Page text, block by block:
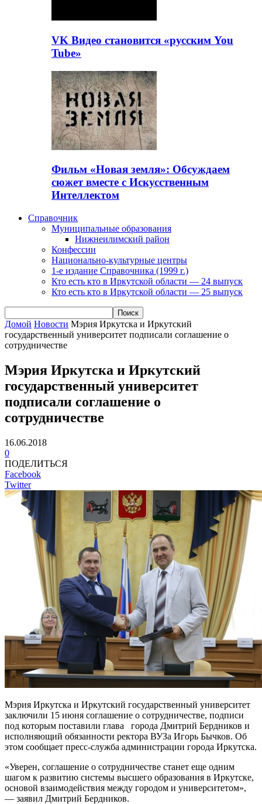
VK Видео становится «русским You
Tube»
Фильм «Новая земля»: Обсуждаем
сюжет вместе с Искусственным
Интеллектом
Справочник
Муниципальные образования
Нижнеилимский район
Конфессии
Национально-культурные центры
1-е издание Справочника (1999 г.)
Кто есть кто в Иркутской области — 24 выпуск
Кто есть кто в Иркутской области — 25 выпуск
Домой Новости Мэрия Иркутска и Иркутский
государственный университет подписали соглашение о
сотрудничестве
Мэрия Иркутска и Иркутский
государственный университет
подписали соглашение о
сотрудничестве
16.06.2018
0
ПОДЕЛИТЬСЯ
Facebook
Twitter
Мэрия Иркутска и Иркутский государственный университет
заключили 15 июня соглашение о сотрудничестве, подписи
под которым поставили глава
города Дмитрий Бердников и
исполняющий обязанности ректора ВУЗа Игорь Бычков. Об
этом сообщает пресс-служба администрации города Иркутска.
«Уверен, соглашение о сотрудничестве станет еще одним
шагом к развитию системы высшего образования в Иркутске,
основой взаимодействия между городом и университетом»,
— заявил Дмитрий Бердников.